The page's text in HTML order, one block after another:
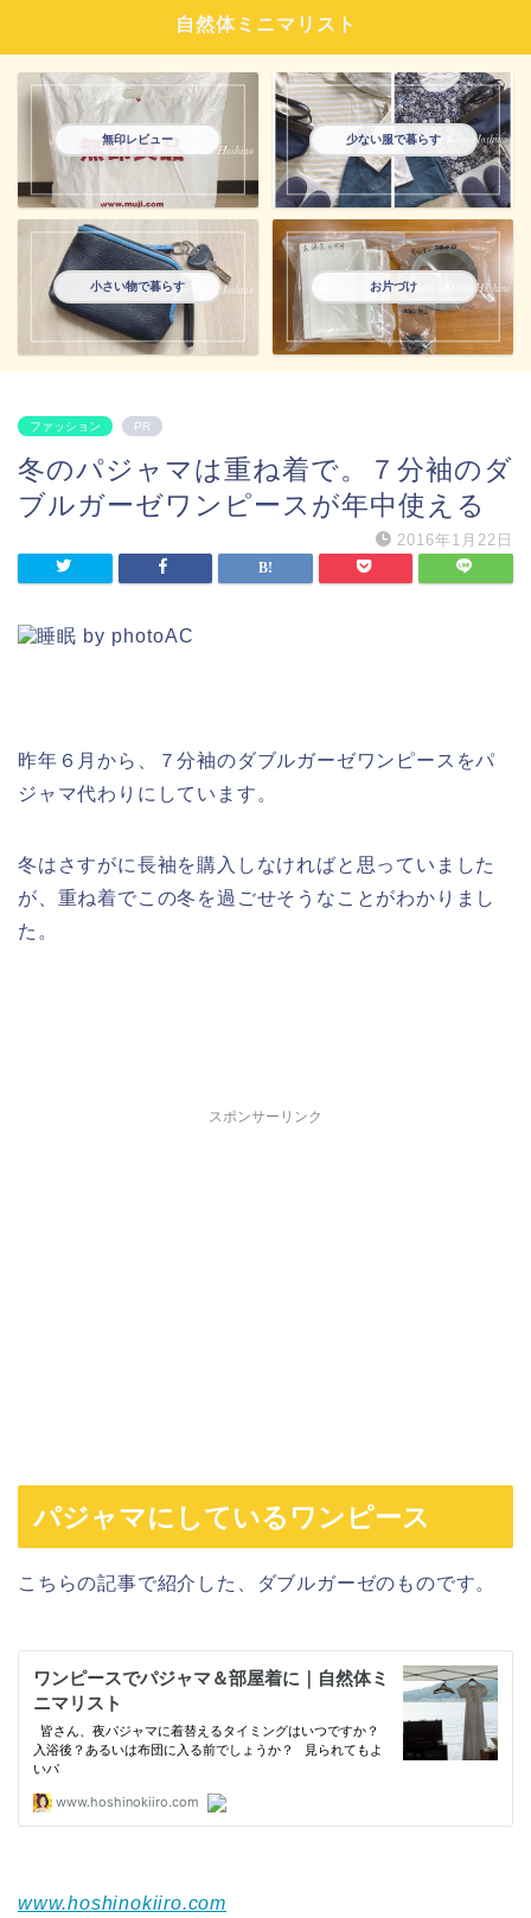
自然体ミニマリスト
無印レビュー 少ない服で暮らす
小さい物で暮らす お片づけ
ファッション PR
冬のパジャマは重ね着で。７分袖のダ
ブルガーゼワンピースが年中使える
2016年1月22日
昨年６月から、７分袖のダブルガーゼワンピースをパ
ジャマ代わりにしています。
冬はさすがに長袖を購入しなければと思っていました
が、重ね着でこの冬を過ごせそうなことがわかりまし
た。
スポンサーリンク
パジャマにしているワンピース
こちらの記事で紹介した、ダブルガーゼのものです。
www.hoshinokiiro.com